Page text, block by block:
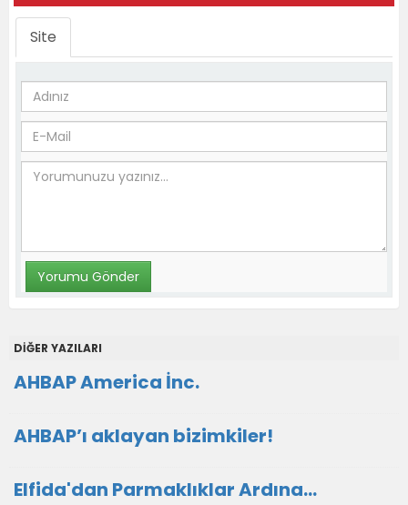
Site
DİĞER YAZILARI
AHBAP America İnc.
AHBAP’ı aklayan bizimkiler!
Elfida'dan Parmaklıklar Ardına…